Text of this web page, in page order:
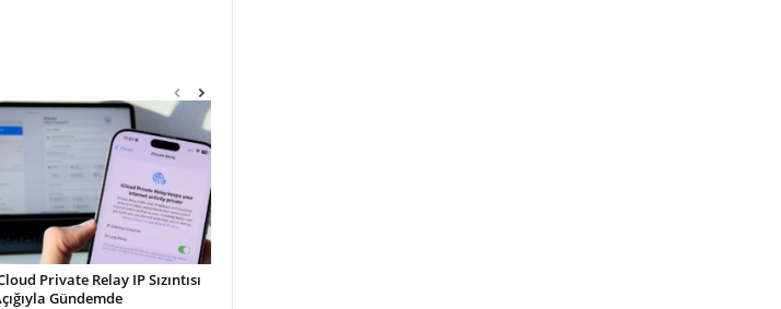
Private Relay IP Sızıntısı
Gündemde